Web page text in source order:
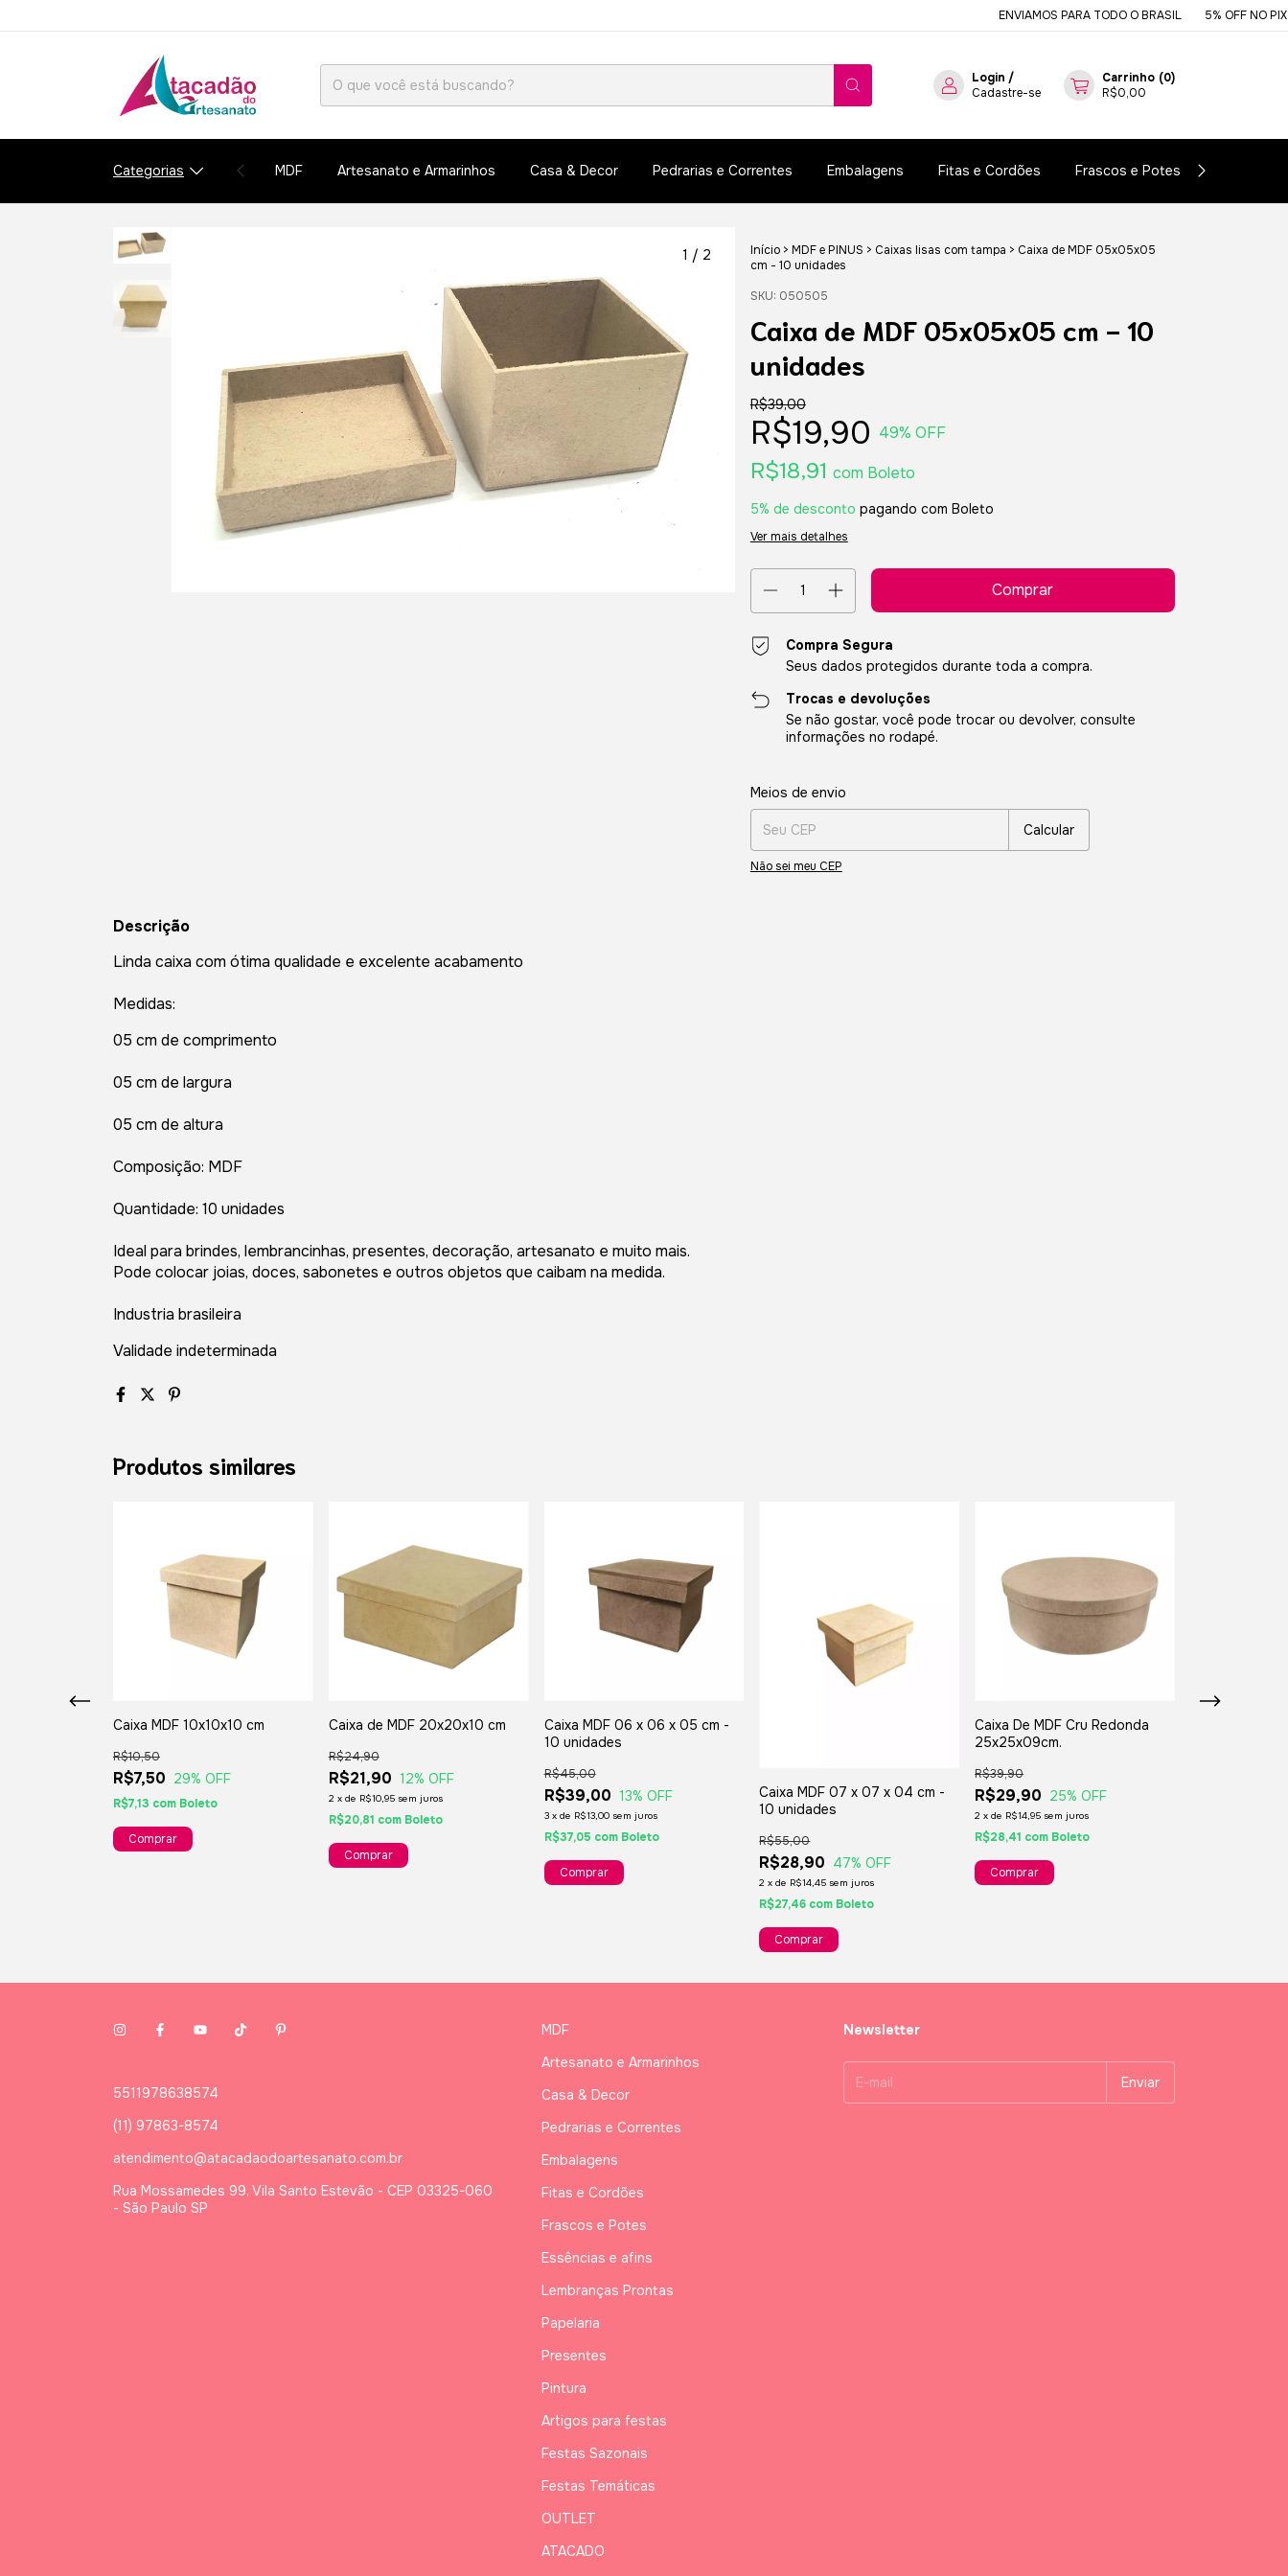
ENVIAMOS PARA TODO O BRASIL 5% OFF NO PIX OU BOLETO
Login /
Cadastre-se
Carrinho (0)
R$0,00
Categorias MDF Artesanato e Armarinhos Casa & Decor Pedrarias e Correntes Embalagens Fitas e Cordões Frascos e Potes
1 / 2 Início > MDF e PINUS > Caixas lisas com tampa > Caixa de MDF 05x05x05
cm - 10 unidades
SKU: 050505
Caixa de MDF 05x05x05 cm - 10
unidades
R$39,00
R$19,90 49% OFF
R$18,91 com Boleto
5% de desconto pagando com Boleto
Ver mais detalhes
Compra Segura
Seus dados protegidos durante toda a compra.
Trocas e devoluções
Se não gostar, você pode trocar ou devolver, consulte
informações no rodapé.
Entregas para o CEP:
Meios de envio
Calcular
Não sei meu CEP
Descrição
Linda caixa com ótima qualidade e excelente acabamento
Medidas:
05 cm de comprimento
05 cm de largura
05 cm de altura
Composição: MDF
​Quantidade: 10 unidades
Ideal para brindes, lembrancinhas, presentes, decoração, artesanato e muito mais.
Pode colocar joias, doces, sabonetes e outros objetos que caibam na medida.
Industria brasileira
Validade indeterminada
Produtos similares
Caixa MDF 10x10x10 cm
R$7,50
R$10,50
29% OFF
R$7,13 com Boleto
Caixa de MDF 20x20x10 cm
R$21,90
R$24,90
12% OFF
2 x de R$10,95 sem juros
R$20,81 com Boleto
Caixa MDF 06 x 06 x 05 cm -
10 unidades
R$39,00
R$45,00
13% OFF
3 x de R$13,00 sem juros
R$37,05 com Boleto
Caixa MDF 07 x 07 x 04 cm -
10 unidades
R$28,90
R$55,00
47% OFF
2 xde R$14,45 sem juros
R$27,46 com Boleto
Caixa De MDF Cru Redonda
25x25x09cm.
R$29,90
R$39,90
25% OFF
2 xde R$14,95 sem juros
R$28,41 com Boleto
5511978638574
(11) 97863-8574
atendimento@atacadaodoartesanato.com.br
Rua Mossamedes 99, Vila Santo Estevão - CEP 03325-060
- São Paulo SP
MDF
Artesanato e Armarinhos
Casa & Decor
Pedrarias e Correntes
Embalagens
Fitas e Cordões
Frascos e Potes
Essências e afins
Lembranças Prontas
Papelaria
Presentes
Pintura
Artigos para festas
Festas Sazonais
Festas Temáticas
OUTLET
ATACADO
Newsletter